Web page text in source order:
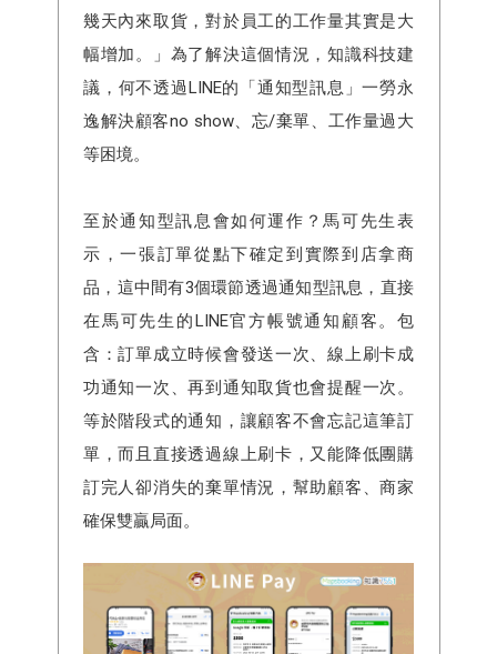
幾天內來取貨，對於員工的工作量其實是大
幅增加。」為了解決這個情況，知識科技建
議，何不透過LINE的「通知型訊息」一勞永
逸解決顧客no show、忘/棄單、工作量過大
等困境。
至於通知型訊息會如何運作？馬可先生表
示，一張訂單從點下確定到實際到店拿商
品，這中間有3個環節透過通知型訊息，直接
在馬可先生的LINE官方帳號通知顧客。包
含：訂單成立時候會發送一次、線上刷卡成
功通知一次、再到通知取貨也會提醒一次。
等於階段式的通知，讓顧客不會忘記這筆訂
單，而且直接透過線上刷卡，又能降低團購
訂完人卻消失的棄單情況，幫助顧客、商家
確保雙贏局面。